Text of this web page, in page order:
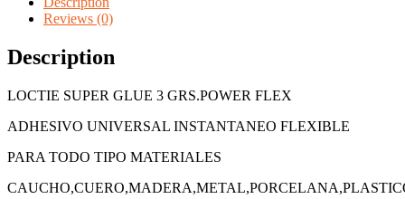
Reviews (0)
Description
LOCTIE SUPER GLUE 3 GRS.POWER FLEX
ADHESIVO UNIVERSAL INSTANTANEO FLEXIBLE
PARA TODO TIPO MATERIALES